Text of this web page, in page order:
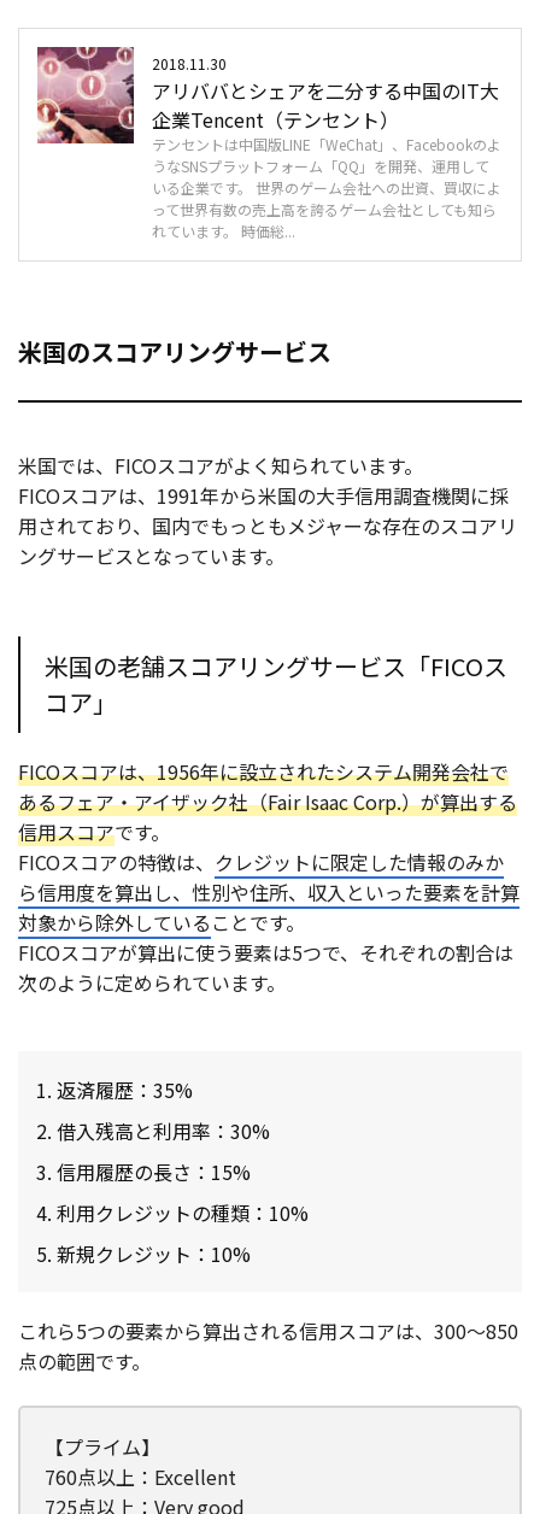
2018.11.30
アリババとシェアを二分する中国のIT大
企業Tencent（テンセント）
テンセントは中国版LINE「WeChat」、Facebookのよ
うなSNSプラットフォーム「QQ」を開発、運用して
いる企業です。 世界のゲーム会社への出資、買収によ
って世界有数の売上高を誇るゲーム会社としても知ら
れています。 時価総...
米国のスコアリングサービス
米国では、FICOスコアがよく知られています。
FICOスコアは、1991年から米国の大手信用調査機関に採
用されており、国内でもっともメジャーな存在のスコアリ
ングサービスとなっています。
米国の老舗スコアリングサービス「FICOス
コア」
FICOスコアは、1956年に設立されたシステム開発会社で
あるフェア・アイザック社（Fair Isaac Corp.）が算出する
信用スコアです。
FICOスコアの特徴は、 クレジットに限定した情報のみか
ら信用度を算出し、性別や住所、収入といった要素を計算
対象から除外している ことです。
FICOスコアが算出に使う要素は5つで、それぞれの割合は
次のように定められています。
返済履歴：35%
借入残高と利用率：30%
信用履歴の長さ：15%
利用クレジットの種類：10%
新規クレジット：10%
これら5つの要素から算出される信用スコアは、300～850
点の範囲です。
【プライム】
760点以上：Excellent
725点以上：Very good